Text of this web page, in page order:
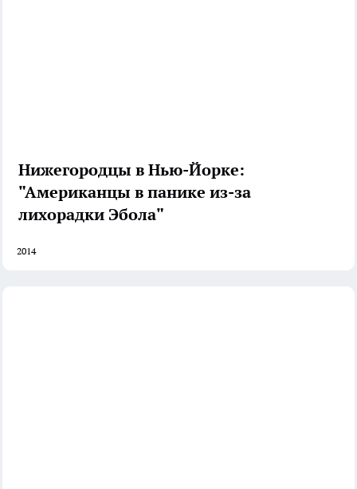
Нижегородцы в Нью-Йорке:
"Американцы в панике из-за
лихорадки Эбола"
2014